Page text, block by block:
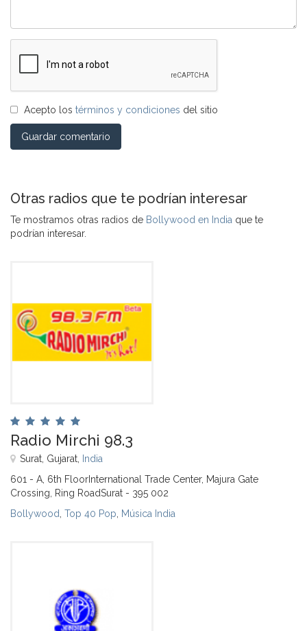
Acepto los términos y condiciones del sitio
Guardar comentario
Otras radios que te podrían interesar
Te mostramos otras radios de Bollywood en India que te
podrían interesar.
Radio Mirchi 98.3
Surat, Gujarat, India
601 - A, 6th FloorInternational Trade Center, Majura Gate
Crossing, Ring RoadSurat - 395 002
Bollywood Top 40 Pop Música India